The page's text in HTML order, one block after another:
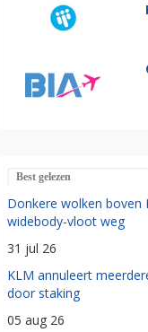
Best gelezen
Donkere wolken boven
widebody-vloot weg
31 jul 26
KLM annuleert
door staking
05 aug 26